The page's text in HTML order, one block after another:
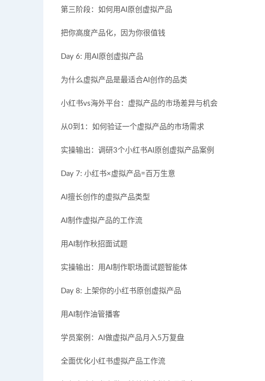
第三阶段：如何用AI原创虚拟产品
把你高度产品化，因为你很值钱
Day 6: 用AI原创虚拟产品
为什么虚拟产品是最适合AI创作的品类
小红书vs海外平台：虚拟产品的市场差异与机会
从0到1：如何验证一个虚拟产品的市场需求
实操输出：调研3个小红书AI原创虚拟产品案例
Day 7: 小红书×虚拟产品=百万生意
AI擅长创作的虚拟产品类型
AI制作虚拟产品的工作流
用AI制作秋招面试题
实操输出：用AI制作职场面试题智能体
Day 8: 上架你的小红书原创虚拟产品
用AI制作油管播客
学员案例：AI做虚拟产品月入5万复盘
全面优化小红书虚拟产品工作流